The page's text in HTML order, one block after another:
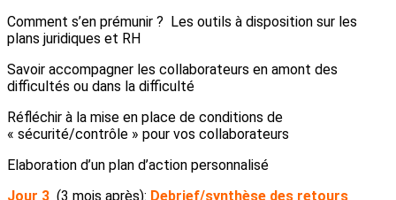
Comment s’en prémunir ? Les outils à disposition sur les
plans juridiques et RH
Savoir accompagner les collaborateurs en amont des
difficultés ou dans la difficulté
Réfléchir à la mise en place de conditions de
« sécurité/contrôle » pour vos collaborateurs
Elaboration d’un plan d’action personnalisé
Jour 3 (3 mois après): Debrief/synthèse des retours